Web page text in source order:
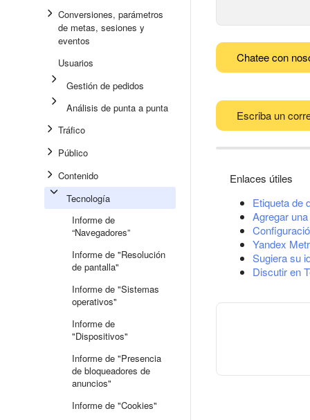
Conversiones, parámetros
de metas, sesiones y
eventos
Usuarios
Gestión de pedidos
Análisis de punta a punta
Tráfico
Público
Contenido
Tecnología
Informe de
“Navegadores”
Informe de "Resolución
de pantalla"
Informe de "Sistemas
operativos"
Informe de
"Dispositivos"
Informe de "Presencia
de bloqueadores de
anuncios"
Informe de "Cookies"
Chatee con
Escriba un
Enlaces útiles
Etiqueta de
Agregar
Yandex
Sugiera su
Discutir en